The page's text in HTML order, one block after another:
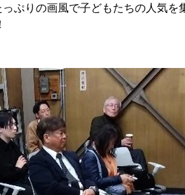
ぷりの画風で子どもたちの人気を